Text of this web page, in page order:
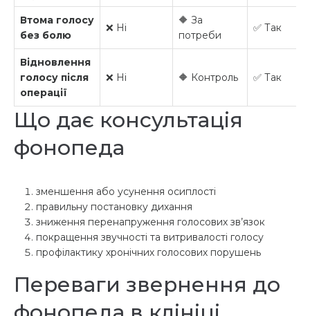
Втома голосу
без болю
❌ Ні
🔶 За
потреби
✅ Так
Відновлення
голосу після
операції
❌ Ні 🔶 Контроль ✅ Так
Що дає консультація
фонопеда
зменшення або усунення осиплості
правильну постановку дихання
зниження перенапруження голосових зв’язок
покращення звучності та витривалості голосу
профілактику хронічних голосових порушень
Переваги звернення до